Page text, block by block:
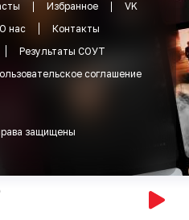
Избранное
VK
О нас
Контакты
Результаты СОУТ
соглашение
защищены